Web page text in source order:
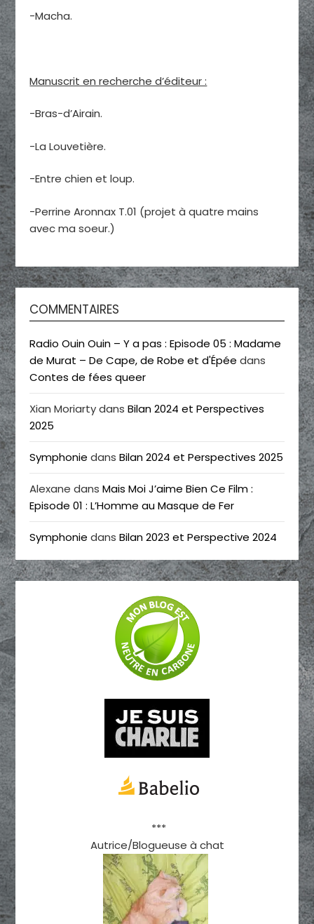
-Macha.
Manuscrit en recherche d’éditeur :
-Bras-d’Airain.
-La Louvetière.
-Entre chien et loup.
-Perrine Aronnax T.01 (projet à quatre mains
avec ma soeur.)
COMMENTAIRES
Radio Ouin Ouin – Y a pas : Episode 05 : Madame
de Murat – De Cape, de Robe et d'Épée dans
Contes de fées queer
Xian MoriartydansBilan 2024 et Perspectives
2025
Symphonie dansBilan 2024 et Perspectives 2025
Alexane dansMais Moi J’aime Bien Ce Film :
Episode 01 : L’Homme au Masque de Fer
Symphonie dansBilan 2023 et Perspective 2024
***
Autrice/Blogueuse à chat